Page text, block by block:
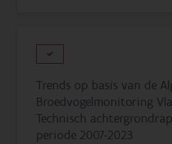
Trends op basis van de
Broedvogelmonitoring
Technisch
periode 2007-2023